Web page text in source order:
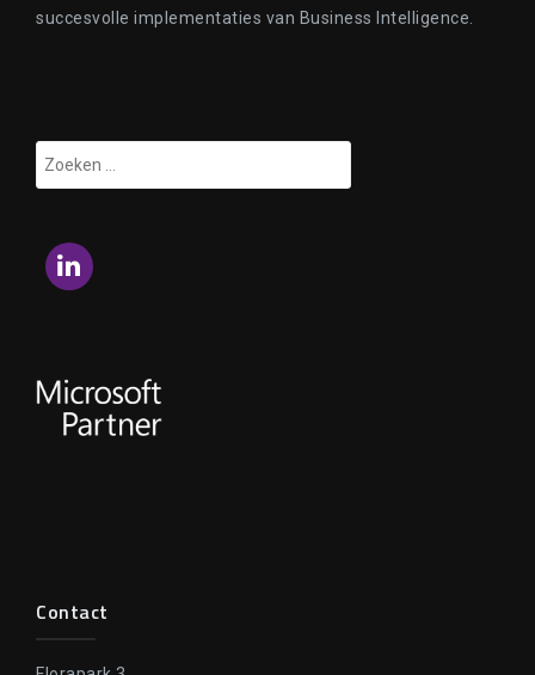
succesvolle implementaties van Business Intelligence.
Zoeken
naar:
LinkedIn
Contact